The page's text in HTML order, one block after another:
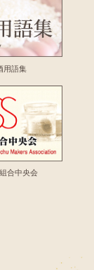
用語集
合中央会